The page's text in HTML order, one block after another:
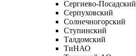
Сергиево-Посадский
Серпуховский
Солнечногорский
Ступинский
Талдомский
ТиНАО